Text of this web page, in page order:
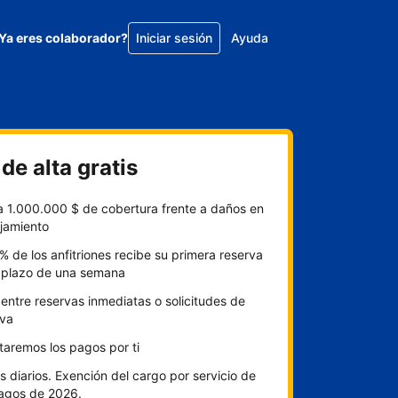
eres colaborador? Iniciar sesión Ayuda
alta gratis
1.000.000 $ de cobertura frente a daños en
de los anfitriones recibe su primera reserva
de una semana
entre reservas inmediatas o solicitudes de
los pagos por ti
diarios. Exención del cargo por servicio de
de 2026.